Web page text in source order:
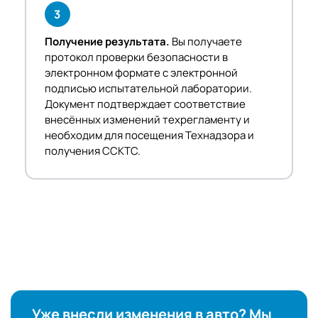
3
Получение результата. Вы получаете
протокол проверки безопасности в
электронном формате с электронной
подписью испытательной лаборатории.
Документ подтверждает соответствие
внесённых изменений техрегламенту и
необходим для посещения Технадзора и
получения ССКТС.